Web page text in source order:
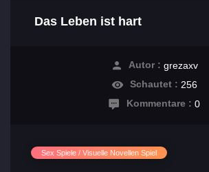
Das Leben ist hart
Autor : grezaxv
Schautet : 256
Kommentare : 0
Sex Spiele / Visuelle Novellen Spiel